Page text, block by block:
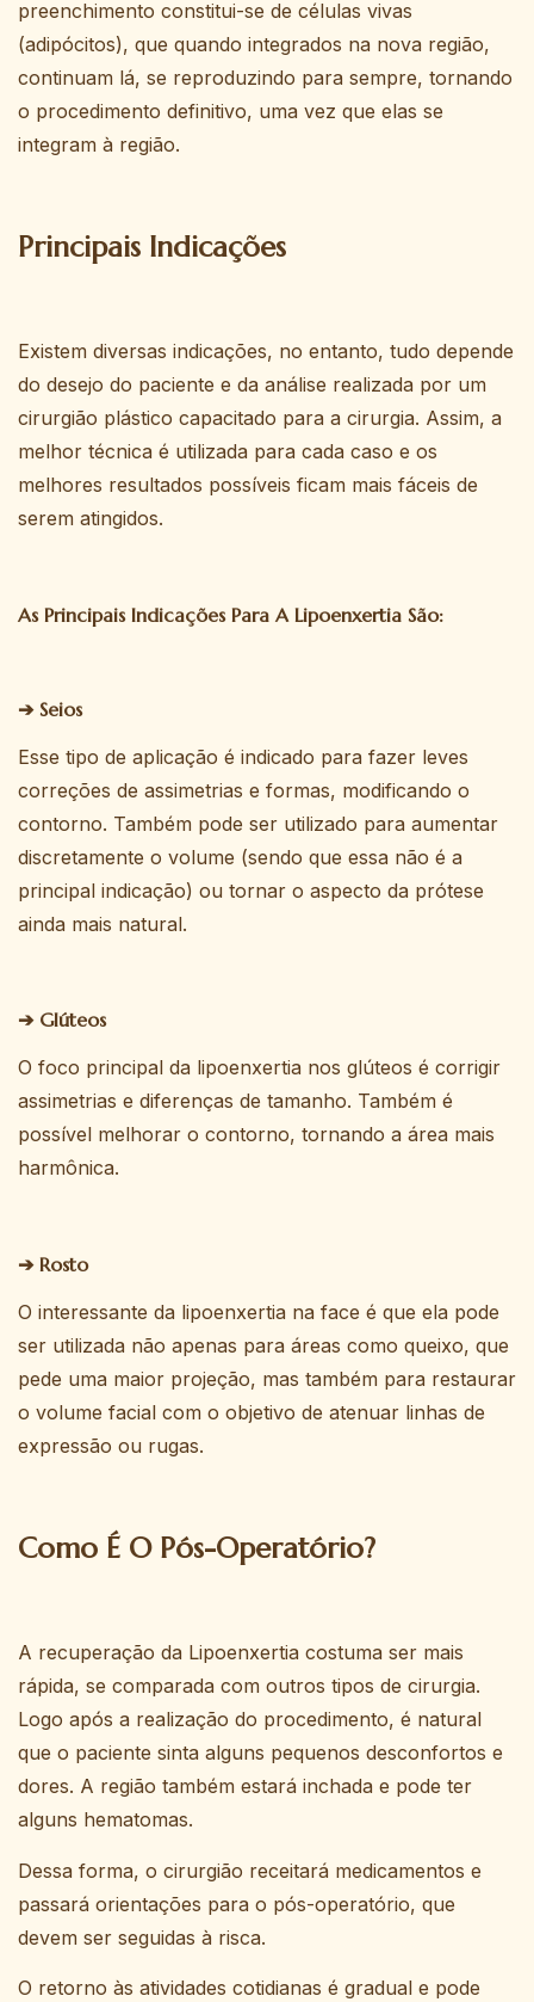
preenchimento constitui-se de células vivas
(adipócitos), que quando integrados na nova região,
continuam lá, se reproduzindo para sempre, tornando
o procedimento definitivo, uma vez que elas se
integram à região.
Principais Indicações
Existem diversas indicações, no entanto, tudo depende
do desejo do paciente e da análise realizada por um
cirurgião plástico capacitado para a cirurgia. Assim, a
melhor técnica é utilizada para cada caso e os
melhores resultados possíveis ficam mais fáceis de
serem atingidos.
As Principais Indicações Para A Lipoenxertia São:
➔ Seios
Esse tipo de aplicação é indicado para fazer leves
correções de assimetrias e formas, modificando o
contorno. Também pode ser utilizado para aumentar
discretamente o volume (sendo que essa não é a
principal indicação) ou tornar o aspecto da prótese
ainda mais natural.
➔ Glúteos
O foco principal da lipoenxertia nos glúteos é corrigir
assimetrias e diferenças de tamanho. Também é
possível melhorar o contorno, tornando a área mais
harmônica.
➔ Rosto
O interessante da lipoenxertia na face é que ela pode
ser utilizada não apenas para áreas como queixo, que
pede uma maior projeção, mas também para restaurar
o volume facial com o objetivo de atenuar linhas de
expressão ou rugas.
Como É O Pós-Operatório?
A recuperação da Lipoenxertia costuma ser mais
rápida, se comparada com outros tipos de cirurgia.
Logo após a realização do procedimento, é natural
que o paciente sinta alguns pequenos desconfortos e
dores. A região também estará inchada e pode ter
alguns hematomas.
Dessa forma, o cirurgião receitará medicamentos e
passará orientações para o pós-operatório, que
devem ser seguidas à risca.
O retorno às atividades cotidianas é gradual e pode